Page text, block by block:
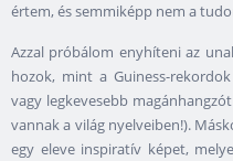
értem, és semmiképp nem a
Azzal próbálom enyhíteni az
hozok, mint a Guiness-
vagy legkevesebb
vannak a világ nyelveiben!).
egy eleve inspiratív képet,